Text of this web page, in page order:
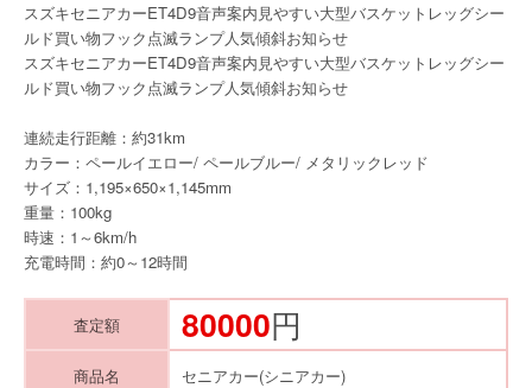
スズキセニアカーET4D9音声案内見やすい大型バスケットレッグシー
ルド買い物フック点滅ランプ人気傾斜お知らせ
スズキセニアカーET4D9音声案内見やすい大型バスケットレッグシー
ルド買い物フック点滅ランプ人気傾斜お知らせ
連続走行距離：約31km
カラー：ペールイエロー/ ペールブルー/ メタリックレッド
サイズ：1,195×650×1,145mm
重量：100kg
時速：1～6km/h
充電時間：約0～12時間
査定額 80000円
商品名 セニアカー(シニアカー)